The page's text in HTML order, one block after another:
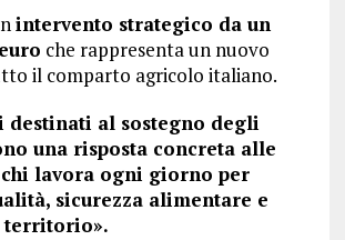
intervento strategico da un
che rappresenta un nuovo
il comparto agricolo italiano.
destinati al sostegno degli
una risposta concreta alle
lavora ogni giorno per
sicurezza alimentare e
territorio».